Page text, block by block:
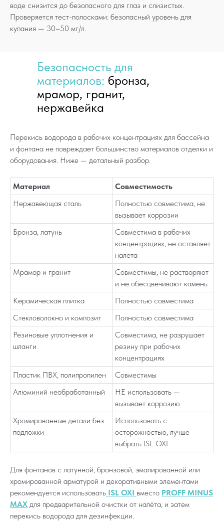
воде снизится до безопасного для глаз и слизистых.
Проверяется тест-полосками: безопасный уровень для
купания — 30–50 мг/л.
Безопасность для
материалов: бронза,
мрамор, гранит,
нержавейка
Перекись водорода в рабочих концентрациях для бассейна
и фонтана не повреждает большинство материалов отделки и
оборудования. Ниже — детальный разбор.
Материал
Совместимость
Нержавеющая сталь
Полностью совместима, не
вызывает коррозии
Бронза, латунь
Совместима в рабочих
концентрациях, не оставляет
налёта
Мрамор и гранит
Совместимы, не растворяют
и не обесцвечивают камень
Керамическая плитка
Полностью совместима
Стекловолокно и композит
Полностью совместима
Резиновые уплотнения и
шланги
Совместима, не разрушает
резину при рабочих
концентрациях
Пластик ПВХ, полипропилен
Совместимы
Алюминий необработанный
НЕ использовать —
вызывает коррозию
Хромированные детали без
подложки
Использовать с
осторожностью, лучше
выбрать ISL OXI
Для фонтанов с латунной, бронзовой, эмалированной или
хромированной арматурой и декоративными элементами
рекомендуется использовать ISL OXI вместо PROFF MINUS
MAX для предварительной очистки от налёта, и затем
перекись водорода для дезинфекции.